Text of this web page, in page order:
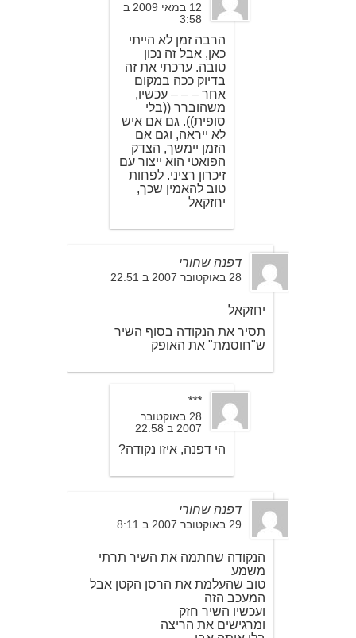
12 במאי 2009 ב
3:58
הרבה זמן לא הייתי
כאן, אבל זה נכון
טובה. ערכתי את זה
בדיוק ככה במקום
אחר – – – עכשיו,
משהוברר ((בלי
סופית)). גם אם איש
לא ייראה, וגם אם
הזמן יימשך, הצדק
הפואטי הוא ייצור עם
זיכרון רציני. לפחות
טוב להאמין שכך,
יחזקאל
דפנה שחורי
28 באוקטובר 2007 ב 22:51
יחזקאל
תסיר את הנקודה בסוף השיר
ש"חוסמת" את האופק
***
28 באוקטובר
2007 ב 22:58
הי דפנה, איזו נקודה?
דפנה שחורי
29 באוקטובר 2007 ב 8:11
הנקודה שחתמה את השיר תרתי
משמע
טוב שהעלמת את הרסן הקטן אבל
המעכב הזה
ועכשיו השיר חזק
ומרגישים את הריצה